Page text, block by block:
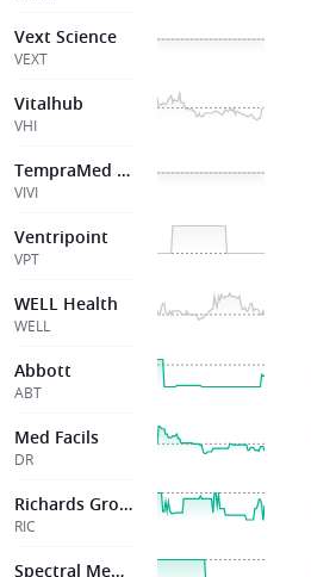
Vext Science
VEXT
Vitalhub
VHI
TempraMed Tech
VIVI
Ventripoint
VPT
WELL Health
WELL
Abbott
ABT
Med Facils
DR
Richards Group
RIC
Spectral Medical